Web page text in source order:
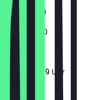
11:30 - 01:00
11:30 - 23:00
12:00 - 23:59 Uhr